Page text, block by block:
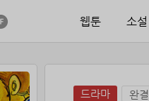
웹툰 소설
드라마 완결